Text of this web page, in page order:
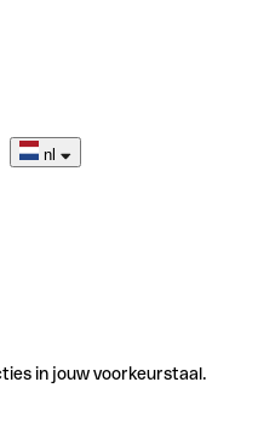
nl
in jouw voorkeurstaal.